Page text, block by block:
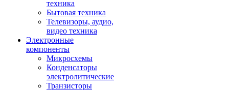
техника
Бытовая техника
Телевизоры, аудио,
видео техника
Электронные
компоненты
Микросхемы
Конденсаторы
электролитические
Транзисторы